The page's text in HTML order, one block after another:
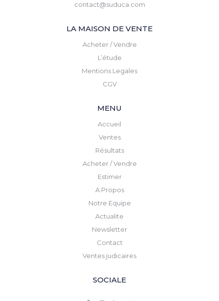
contact@suduca.com
LA MAISON DE VENTE
Acheter / Vendre
L’étude
Mentions Legales
CGV
MENU
Accueil
Ventes
Résultats
Acheter / Vendre
Estimer
A Propos
Notre Equipe
Actualite
Newsletter
Contact
Ventes judicaires
SOCIALE